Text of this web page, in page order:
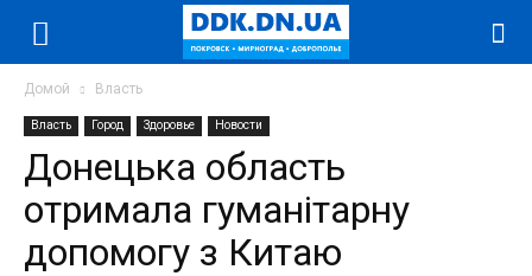
Домой Власть
Власть Город Здоровье Новости
Донецька область
отримала гуманітарну
допомогу з Китаю